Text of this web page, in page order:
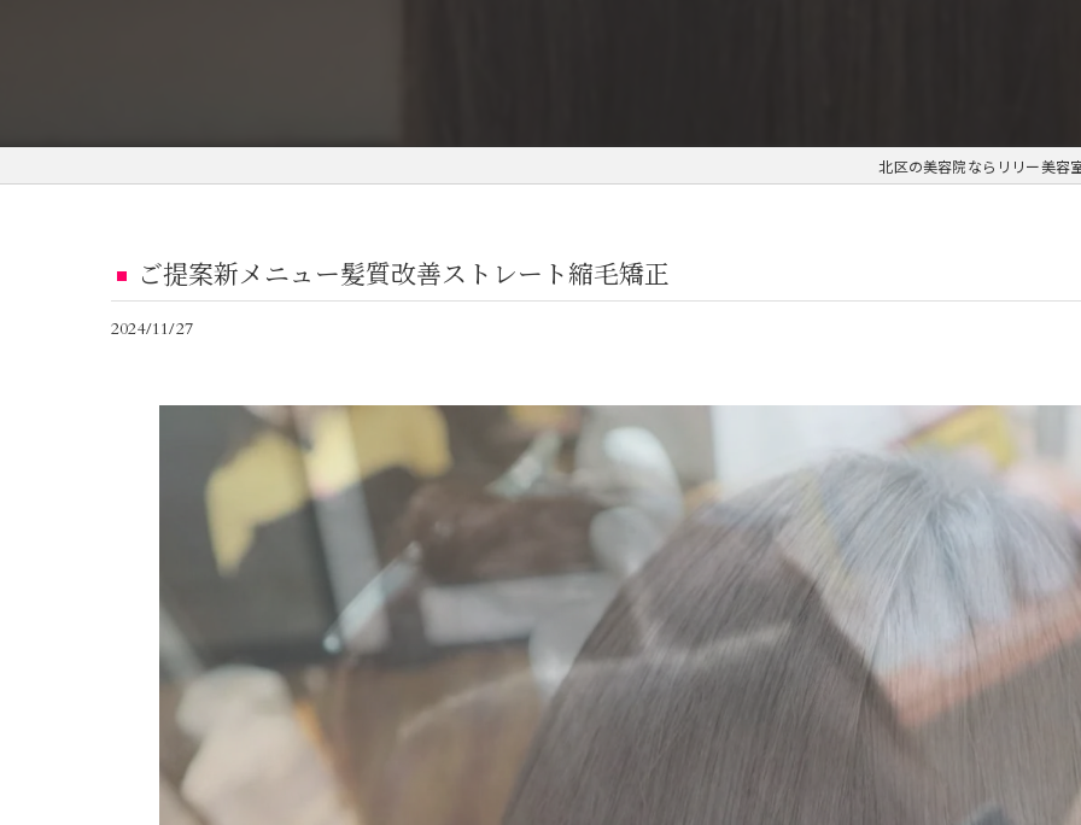
北区の美容院ならリリー美容
ご提案新メニュー髪質改善ストレート縮毛矯正
2024/11/27